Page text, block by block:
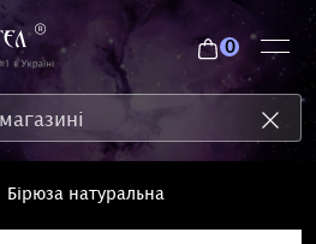
0
Бірюза натуральна